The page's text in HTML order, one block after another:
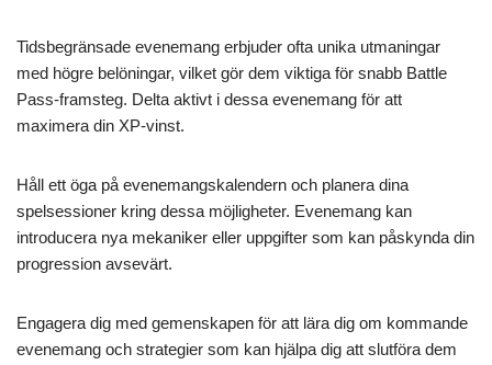
Tidsbegränsade evenemang erbjuder ofta unika utmaningar
med högre belöningar, vilket gör dem viktiga för snabb Battle
Pass-framsteg. Delta aktivt i dessa evenemang för att
maximera din XP-vinst.
Håll ett öga på evenemangskalendern och planera dina
spelsessioner kring dessa möjligheter. Evenemang kan
introducera nya mekaniker eller uppgifter som kan påskynda din
progression avsevärt.
Engagera dig med gemenskapen för att lära dig om kommande
evenemang och strategier som kan hjälpa dig att slutföra dem